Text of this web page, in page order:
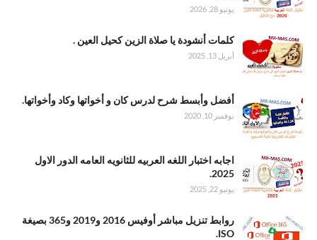
للشهادة
الثانوية 2026
دور أول
يونيو 28, 2026
.كلمات أنشودة
يا صلاة الزين
كحيل العين
كلمات أنشودة يا صلاة الزين كحيل العين .
أبريل 13, 2025
.أفضل وأبسط
شرح لدرس
كان و أخواتها
وكاد وأخواتها
أفضل وأبسط شرح لدرس كان و أخواتها وكاد وأخواتها.
نوفمبر 10, 2020
.اجابه اختبار
اللغه العربيه
للثانويه العامه
الدور الاول
2025
اجابه اختبار اللغه العربيه للثانويه العامه الدور الاول
2025.
يونيو 22, 2025
. روابط تنزيل
مباشر أوفيس
روابط تنزيل مباشر أوفيس 2016 و2019 و365 بصيغة
ISO.